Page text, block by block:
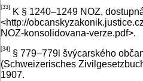
[33]
K § 1240–1249 NOZ,
<http://
NOZ-konsolidovana-verze.pdf>.
[34]
§ 779–779l švýcarského
(Schweizerisches
1907.